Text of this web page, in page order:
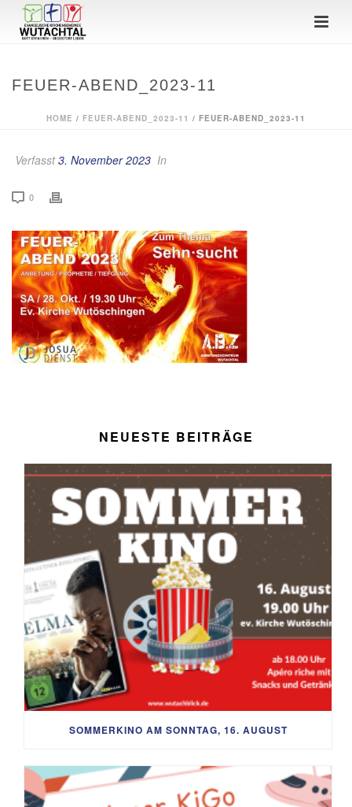
FEUER-ABEND_2023-11
HOME / FEUER-ABEND_2023-11 / FEUER-ABEND_2023-11
Verfasst3. November 2023 In
0
NEUESTE BEITRÄGE
SOMMERKINO AM SONNTAG, 16. AUGUST